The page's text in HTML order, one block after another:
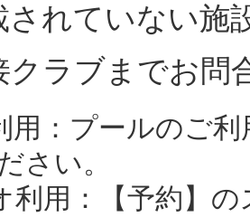
されていない施
クラブまでお問
：プールのご利
さい。
用：【予約】